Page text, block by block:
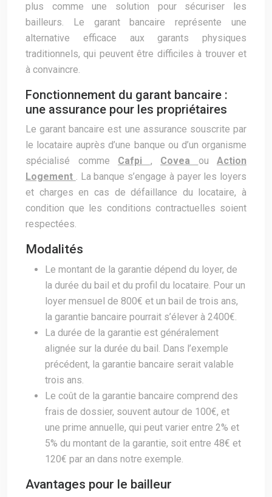
plus comme une solution pour sécuriser les
bailleurs. Le garant bancaire représente une
alternative efficace aux garants physiques
traditionnels, qui peuvent être difficiles à trouver et
à convaincre.
Fonctionnement du garant bancaire :
une assurance pour les propriétaires
Le garant bancaire est une assurance souscrite par
le locataire auprès d’une banque ou d’un organisme
spécialisé comme Cafpi , Covea ou Action
Logement . La banque s’engage à payer les loyers
et charges en cas de défaillance du locataire, à
condition que les conditions contractuelles soient
respectées.
Modalités
Le montant de la garantie dépend du loyer, de
la durée du bail et du profil du locataire. Pour un
loyer mensuel de 800€ et un bail de trois ans,
la garantie bancaire pourrait s’élever à 2400€.
La durée de la garantie est généralement
alignée sur la durée du bail. Dans l’exemple
précédent, la garantie bancaire serait valable
trois ans.
Le coût de la garantie bancaire comprend des
frais de dossier, souvent autour de 100€, et
une prime annuelle, qui peut varier entre 2% et
5% du montant de la garantie, soit entre 48€ et
120€ par an dans notre exemple.
Avantages pour le bailleur